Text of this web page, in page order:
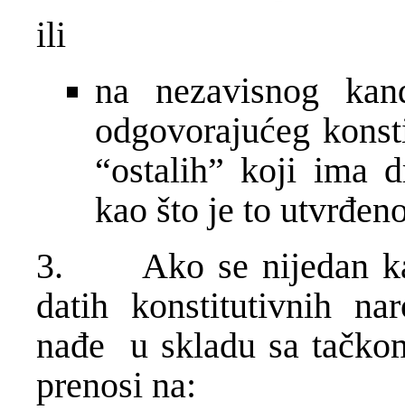
ili
na nezavisnog
odgovorajućeg
“ostalih” koji ima
kao što je to
3. Ako se nijedan
datih konstitutivnih
nađe u skladu sa
prenosi na: